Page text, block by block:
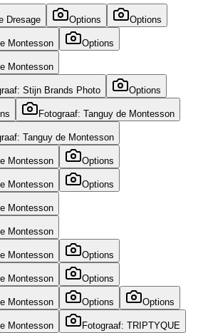
Dresage Options Options
Montesson Options
Montesson
Stijn Brands Photo Options
Fotograaf: Tanguy de Montesson
Tanguy de Montesson
Montesson Options
Montesson Options
Montesson
Montesson
Montesson Options
Montesson Options
Montesson Options Options
Montesson Fotograaf: TRIPTYQUE